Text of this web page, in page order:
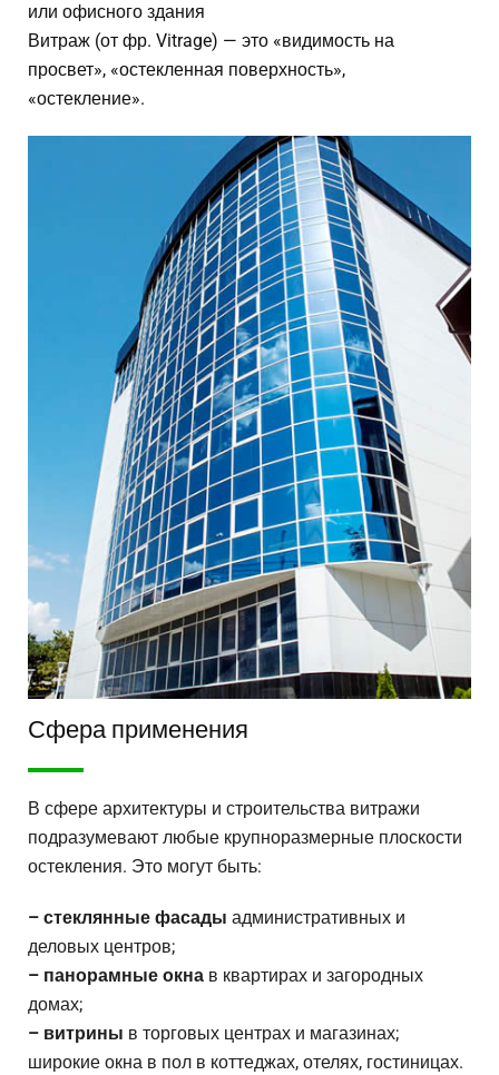
или офисного здания
Витраж (от фр. Vitrage) — это «видимость на
просвет», «остекленная поверхность»,
«остекление».
Сфера применения
В сфере архитектуры и строительства витражи
подразумевают любые крупноразмерные плоскости
остекления. Это могут быть:
– стеклянные фасады административных и
деловых центров;
– панорамные окна в квартирах и загородных
домах;
– витрины в торговых центрах и магазинах;
широкие окна в пол в коттеджах, отелях, гостиницах.